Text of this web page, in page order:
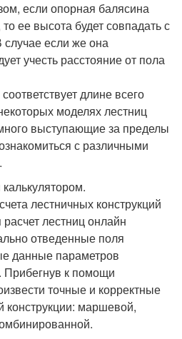
если опорная балясина
ее высота будет совпадать с
если же она
учесть расстояние от пола
длине всего
моделях лестниц
выступающие за пределы
с различными
лестничных конструкций
лестниц онлайн
отведенные поля
данные параметров
Прибегнув к помощи
точные и корректные
конструкции: маршевой,